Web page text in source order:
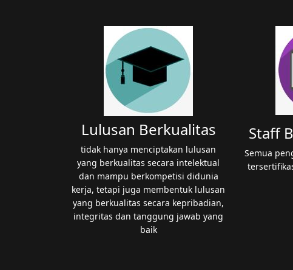
Lulusan Berkualitas
tidak hanya menciptakan lulusan
yang berkualitas secara intelektual
dan mampu berkompetisi didunia
kerja, tetapi juga membentuk lulusan
yang berkualitas secara kepribadian,
integritas dan tanggung jawab yang
baik
Staff
Semua